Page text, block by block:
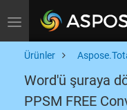
Toggle navigation
Ürünler
Word'ü şuraya
PPSM FREE